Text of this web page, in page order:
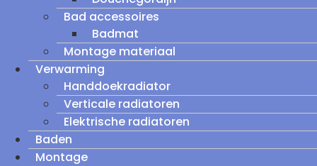
Bad accessoires
Badmat
Montage materiaal
Verwarming
Handdoekradiator
Verticale radiatoren
Elektrische radiatoren
Baden
Montage